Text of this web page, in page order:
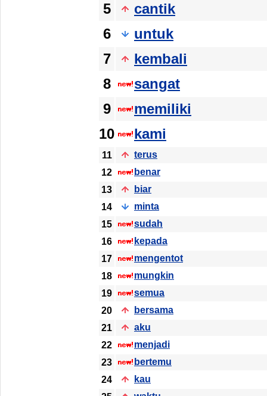
5
cantik
6
untuk
7
kembali
8
sangat
9
memiliki
10
kami
11
terus
12
benar
13
biar
14
minta
15
sudah
16
kepada
17
mengentot
18
mungkin
19
semua
20
bersama
21
aku
22
menjadi
23
bertemu
24
kau